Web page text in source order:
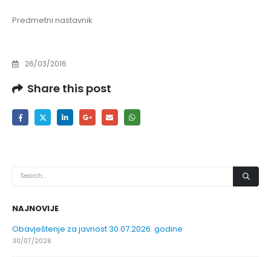
Predmetni nastavnik
26/03/2016
Share this post
NAJNOVIJE
Obavještenje za javnost 30.07.2026. godine
30/07/2026